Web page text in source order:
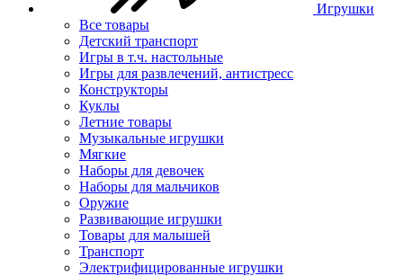
Игрушки
Все товары
Детский транспорт
Игры в т.ч. настольные
Игры для развлечений, антистресс
Конструкторы
Куклы
Летние товары
Музыкальные игрушки
Мягкие
Наборы для девочек
Наборы для мальчиков
Оружие
Развивающие игрушки
Товары для малышей
Транспорт
Электрифицированные игрушки